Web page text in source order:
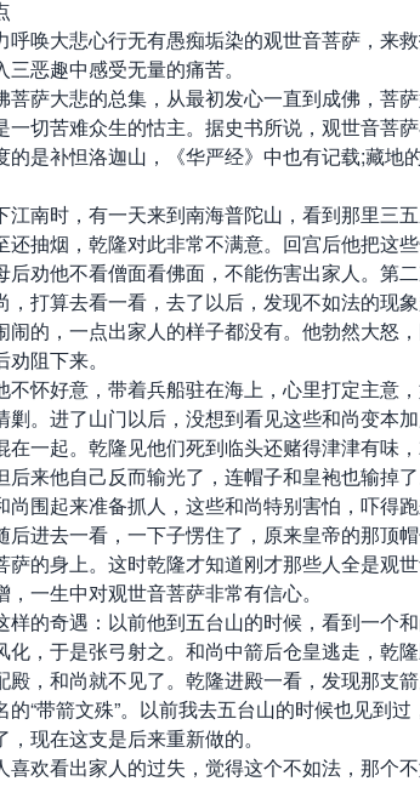
呼唤大悲心行无有愚痴垢染的观世音菩萨，来
恶趣中感受无量的痛苦。
菩萨大悲的总集，从最初发心一直到成佛，菩
一切苦难众生的怙主。据史书所说，观世音菩
的是补怛洛迦山，《华严经》中也有记载;藏地
江南时，有一天来到南海普陀山，看到那里三
还抽烟，乾隆对此非常不满意。回宫后他把这
后劝他不看僧面看佛面，不能伤害出家人。第
，打算去看一看，去了以后，发现不如法的现
闹的，一点出家人的样子都没有。他勃然大怒
阻下来。
不怀好意，带着兵船驻在海上，心里打定主意
剿。进了山门以后，没想到看见这些和尚变本
在一起。乾隆见他们死到临头还赌得津津有味
后来他自己反而输光了，连帽子和皇袍也输掉
尚围起来准备抓人，这些和尚特别害怕，吓得
后进去一看，一下子愣住了，原来皇帝的那顶
萨的身上。这时乾隆才知道刚才那些人全是观
一生中对观世音菩萨非常有信心。
样的奇遇：以前他到五台山的时候，看到一个
化，于是张弓射之。和尚中箭后仓皇逃走，乾
殿，和尚就不见了。乾隆进殿一看，发现那支
的“带箭文殊”。以前我去五台山的时候也见到
现在这支是后来重新做的。
喜欢看出家人的过失，觉得这个不如法，那个